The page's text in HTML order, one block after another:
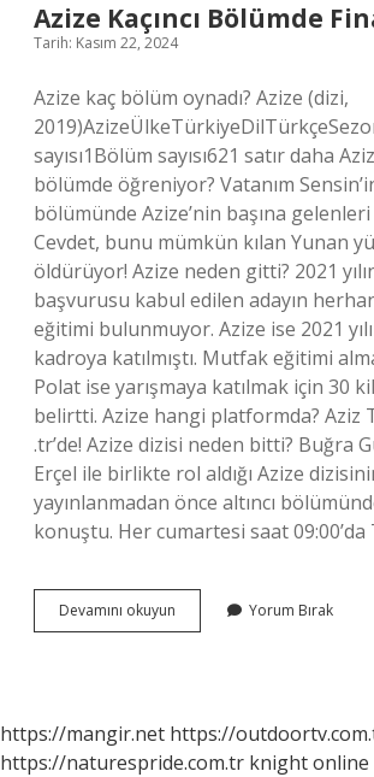
Azize Kaçıncı Bölümde
Tarih: Kasım 22, 2024
Azize kaç bölüm oynadı? Azize (dizi,
sayısı1Bölüm sayısı621 satır daha
bölümde öğreniyor? Vatanım
bölümünde Azize’nin başına
Cevdet, bunu mümkün kılan Yunan
öldürüyor! Azize neden gitti? 2021
başvurusu kabul edilen adayın
eğitimi bulunmuyor. Azize ise 2021
kadroya katılmıştı. Mutfak eğitimi
Polat ise yarışmaya katılmak için 30
belirtti. Azize hangi platformda? Aziz
.tr’de! Azize dizisi neden bitti? Buğra
Erçel ile birlikte rol aldığı Azize
yayınlanmadan önce altıncı
konuştu. Her cumartesi saat 09:00’da
Devamını okuyun
Kaçıncı
Yorum Bırak
https://mangir.net https://
https://naturespride.com.tr knight online